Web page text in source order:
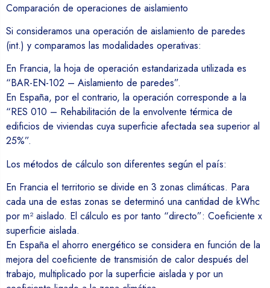
Comparación de operaciones de aislamiento
Si consideramos una operación de aislamiento de paredes
(int.) y comparamos las modalidades operativas:
En Francia, la hoja de operación estandarizada utilizada es
“BAR-EN-102 – Aislamiento de paredes”.
En España, por el contrario, la operación corresponde a la
“RES 010 – Rehabilitación de la envolvente térmica de
edificios de viviendas cuya superficie afectada sea superior al
25%”.
Los métodos de cálculo son diferentes según el país:
En Francia el territorio se divide en 3 zonas climáticas. Para
cada una de estas zonas se determinó una cantidad de kWhc
por m² aislado. El cálculo es por tanto “directo”: Coeficiente x
superficie aislada.
En España el ahorro energético se considera en función de la
mejora del coeficiente de transmisión de calor después del
trabajo, multiplicado por la superficie aislada y por un